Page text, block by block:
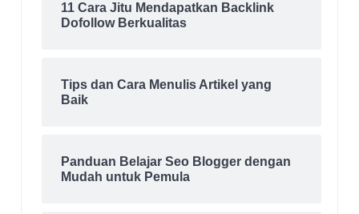
11 Cara Jitu Mendapatkan Backlink
Dofollow Berkualitas
Tips dan Cara Menulis Artikel yang
Baik
Panduan Belajar Seo Blogger dengan
Mudah untuk Pemula